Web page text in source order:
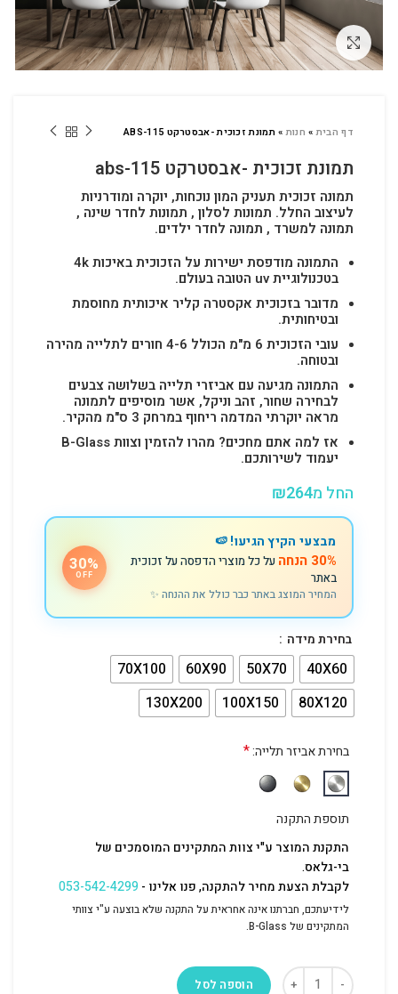
לחץ להגדלה
דף הבית» חנות»תמונת זכוכית -אבסטרקט ABS-115
תמונת זכוכית -אבסטרקט abs-115
תמונה זכוכית תעניק המון נוכחות, יוקרה ומודרניות
לעיצוב החלל. תמונות לסלון , תמונות לחדר שינה ,
תמונה למשרד , תמונה לחדר ילדים.
התמונה מודפסת ישירות על הזכוכית באיכות 4k
בטכנולוגיית uv הטובה בעולם.
מדובר בזכוכית אקסטרה קליר איכותית מחוסמת
ובטיחותית.
עובי הזכוכית 6 מ"מ הכולל 4-6 חורים לתלייה מהירה
ובטוחה.
התמונה מגיעה עם אביזרי תלייה בשלושה צבעים
לבחירה שחור, זהב וניקל, אשר מוסיפים לתמונה
מראה יוקרתי המדמה ריחוף במרחק 3 ס"מ מהקיר.
אז למה אתם מחכים? מהרו להזמין וצוות B-Glass
יעמוד לשירותכם.
החל מ ₪264
מבצעי הקיץ הגיעו! 🍉
30% הנחה
על כל מוצרי הדפסה על זכוכית
באתר
המחיר המוצג באתר כבר כולל את ההנחה ✨
30%
OFF
בחירת מידה
40X60
50X70
60X90
70X100
80X120
100X150
130X200
בחירת אביזר תלייה:*
תוספת התקנה
התקנת המוצר ע"י צוות המתקינים המוסמכים של
בי-גלאס.
לקבלת הצעת מחיר להתקנה, פנו אלינו -053-542-4299
לידיעתכם, חברתנו אינה אחראית על התקנה שלא בוצעה ע"י צוותי
המתקינים של B-Glass.
הוספה לסל